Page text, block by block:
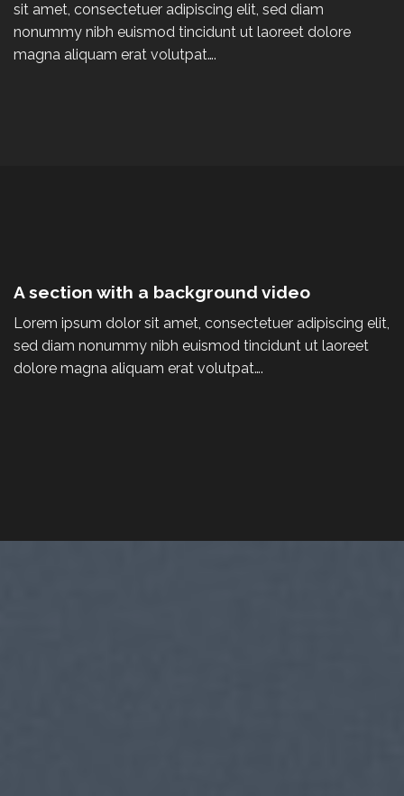
sit amet, consectetuer adipiscing elit, sed diam
nonummy nibh euismod tincidunt ut laoreet dolore
magna aliquam erat volutpat….
A section with a background video
Lorem ipsum dolor sit amet, consectetuer adipiscing elit,
sed diam nonummy nibh euismod tincidunt ut laoreet
dolore magna aliquam erat volutpat….